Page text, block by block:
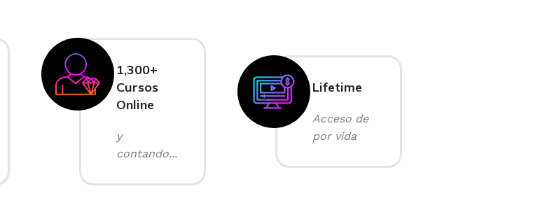
1,300+
Cursos
Online
y
contando...
Lifetime
Acceso de
por vida